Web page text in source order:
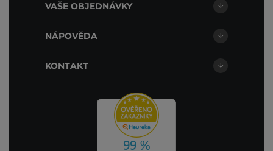
VAŠE OBJEDNÁVKY
NÁPOVĚDA
KONTAKT